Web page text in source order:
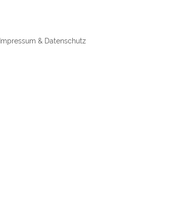
Impressum & Datenschutz